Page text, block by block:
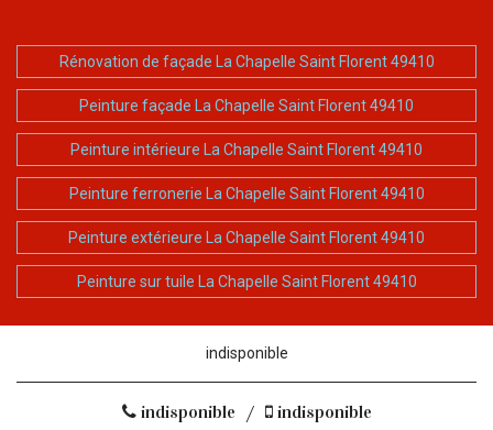
Rénovation de façade La Chapelle Saint Florent 49410
Peinture façade La Chapelle Saint Florent 49410
Peinture intérieure La Chapelle Saint Florent 49410
Peinture ferronerie La Chapelle Saint Florent 49410
Peinture extérieure La Chapelle Saint Florent 49410
Peinture sur tuile La Chapelle Saint Florent 49410
indisponible
indisponible / indisponible